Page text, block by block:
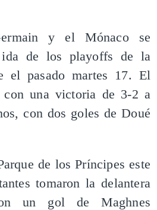
y el Mónaco se
ida de los playoffs de la
el pasado martes 17. El
con una victoria de 3-2 a
con dos goles de Doué
de los Príncipes este
tomaron la delantera
un gol de Maghnes